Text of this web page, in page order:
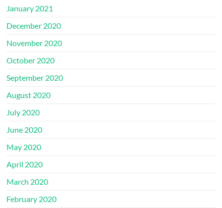
January 2021
December 2020
November 2020
October 2020
September 2020
August 2020
July 2020
June 2020
May 2020
April 2020
March 2020
February 2020